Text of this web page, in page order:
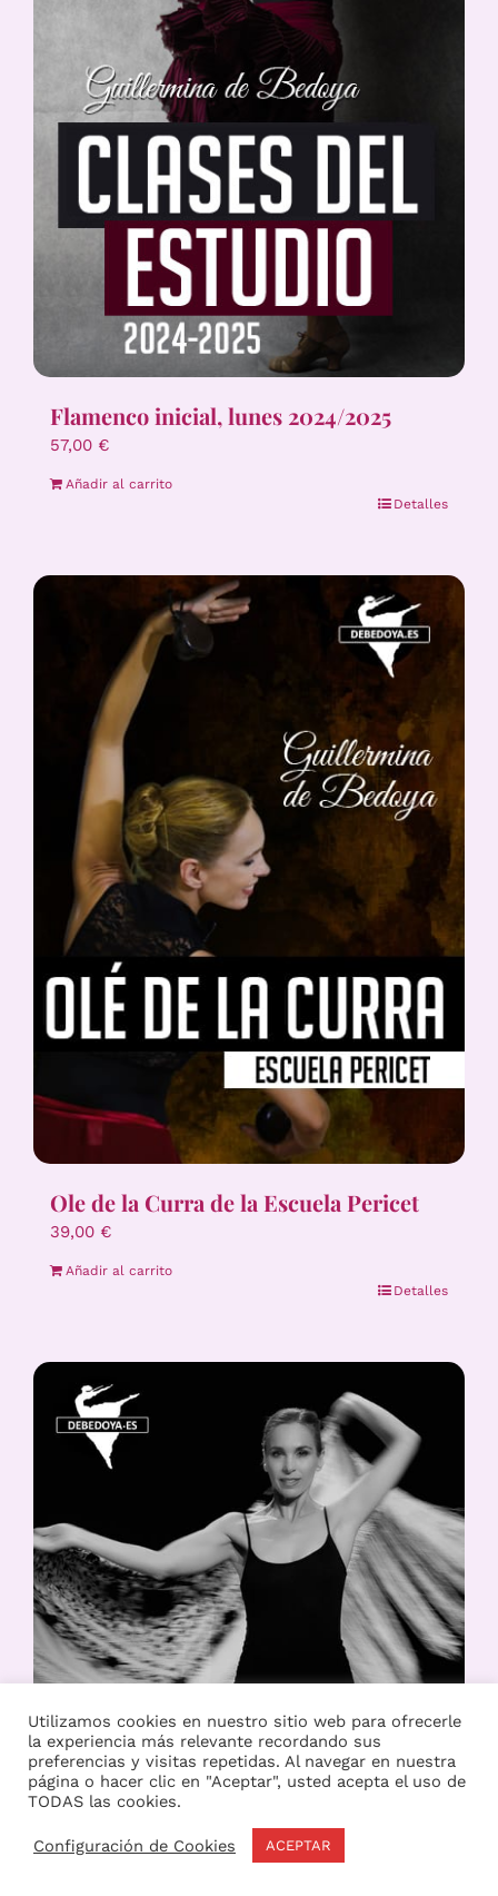
Flamenco inicial, lunes 2024/2025
57,00 €
Añadir al carrito
Detalles
Ole de la Curra de la Escuela Pericet
39,00 €
Añadir al carrito
Detalles
Utilizamos cookies en nuestro sitio web para ofrecerle
la experiencia más relevante recordando sus
preferencias y visitas repetidas. Al navegar en nuestra
página o hacer clic en "Aceptar", usted acepta el uso de
TODAS las cookies.
Configuración de Cookies ACEPTAR